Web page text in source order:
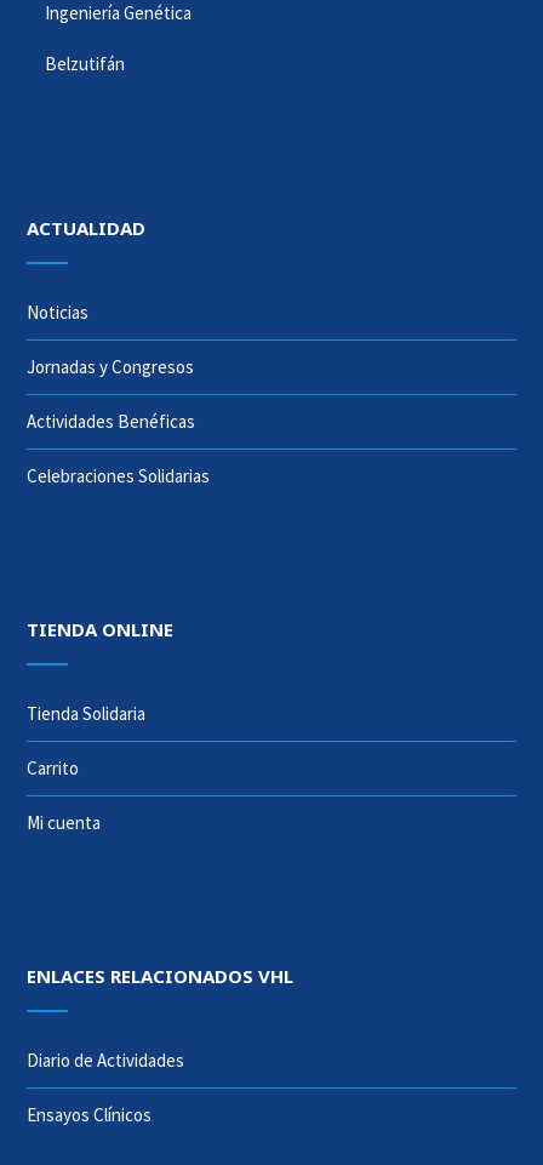
Ingeniería Genética
Belzutifán
ACTUALIDAD
Noticias
Jornadas y Congresos
Actividades Benéficas
Celebraciones Solidarias
TIENDA ONLINE
Tienda Solidaria
Carrito
Mi cuenta
ENLACES RELACIONADOS VHL
Diario de Actividades
Ensayos Clínicos